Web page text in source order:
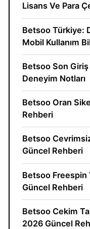
Lisans Ve Para
Betsoo Türkiye:
Mobil Kullanım
Betsoo Son
Deneyim Notları
Betsoo Oran
Rehberi
Betsoo
Güncel Rehberi
Betsoo
Güncel Rehberi
Betsoo Cekim
2026 Güncel